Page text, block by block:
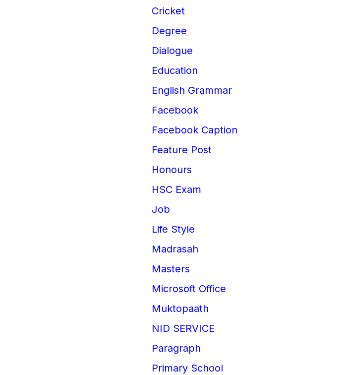
Cricket
Degree
Dialogue
Education
English Grammar
Facebook
Facebook Caption
Feature Post
Honours
HSC Exam
Job
Life Style
Madrasah
Masters
Microsoft Office
Muktopaath
NID SERVICE
Paragraph
Primary School